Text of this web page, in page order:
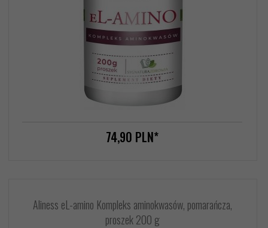
74,90 PLN*
Aliness eL-amino Kompleks aminokwasów, pomarańcza,
proszek 200 g